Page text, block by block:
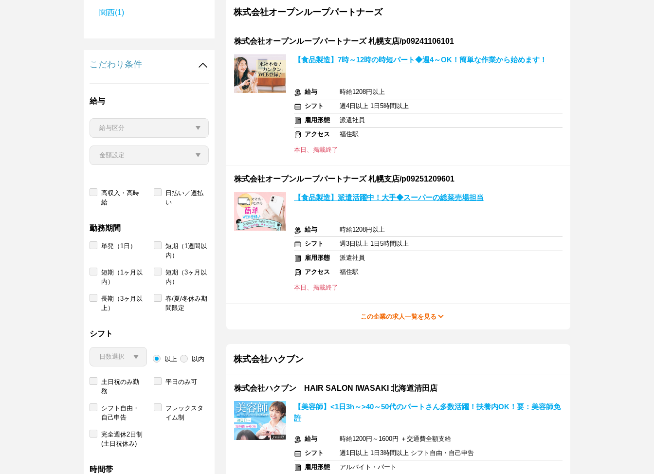
関西(1)
こだわり条件
給与
高収入・高時
給
日払い／週払
い
勤務期間
単発（1日）
短期（1週間以
内）
短期（1ヶ月以
内）
短期（3ヶ月以
内）
長期（3ヶ月以
上）
春/夏/冬休み期
間限定
シフト
以上 以内
土日祝のみ勤
務
平日のみ可
シフト自由・
自己申告
フレックスタ
イム制
完全週休2日制
(土日祝休み)
時間帯
株式会社オープンループパートナーズ
株式会社オープンループパートナーズ 札幌支店/p09241106101
【食品製造】7時～12時の時短パート◆週4～OK！簡単な作業から始めます！
給与
時給1208円以上
シフト
週4日以上 1日5時間以上
雇用形態
派遣社員
アクセス
福住駅
本日、掲載終了
株式会社オープンループパートナーズ 札幌支店/p09251209601
【食品製造】派遣活躍中！大手◆スーパーの総菜売場担当
給与
時給1208円以上
シフト
週3日以上 1日5時間以上
雇用形態
派遣社員
アクセス
福住駅
本日、掲載終了
この企業の求人一覧を見る
株式会社ハクブン
株式会社ハクブン HAIR SALON IWASAKI 北海道清田店
【美容師】<1日3h～>40～50代のパートさん多数活躍！扶養内OK！要：美容師免
許
給与
時給1200円～1600円 ＋交通費全額支給
シフト
週1日以上 1日3時間以上 シフト自由・自己申告
雇用形態
アルバイト・パート